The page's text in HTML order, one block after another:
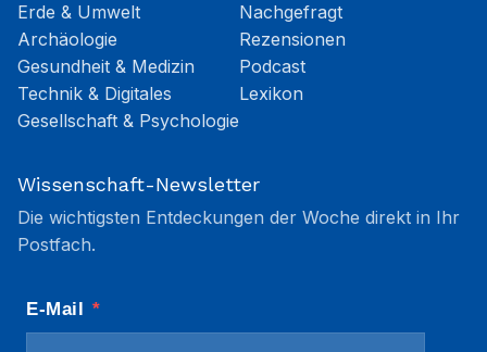
Erde & Umwelt
Archäologie
Gesundheit & Medizin
Technik & Digitales
Gesellschaft & Psychologie
Nachgefragt
Rezensionen
Podcast
Lexikon
Wissenschaft-Newsletter
Die wichtigsten Entdeckungen der Woche direkt in Ihr
Postfach.